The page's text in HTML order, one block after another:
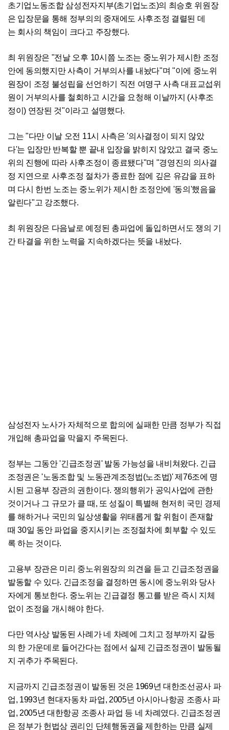
초기업노동조합 삼성전자지부(초기업노조)의 최승호 위원장
은 입장문을 통해 정부의의 중재에도 사후조정 결렬된 데
는 회사의 책임이 크다고 주장했다.
최 위원장은 "전날 오후 10시쯤 노조는 중노위가 제시한 조정
안에 동의했지만 사측이 거부의사를 내놨다"며 "이에 중노위
원장이 조정 불성립을 선언하기 직전 여명구 사측 대표교섭위
원이 거부의사를 철회하고 시간을 요청해 이날까지 (사후조
정이) 연장된 것"이라고 설명했다.
그는 "다만 이날 오전 11시 사측은 '의사결정이 되지 않았
다'는 입장만 반복할 뿐 끝내 입장을 밝히지 않았고 결국 중노
위의 진행에 따라 사후조정이 종료됐다"며 "경영진의 의사결
정 지연으로 사후조정 절차가 종료한 점에 깊은 유감을 표하
며 다시 한번 노조는 중노위가 제시한 조정안에 '동의'했음을
알린다"고 강조했다.
최 위원장은 다음날로 예정된 총파업에 돌입하면서도 쟁의 기
간 타결을 위한 노력을 지속하겠다는 뜻을 내놨다.
삼성전자 노사가 자체적으로 합의에 실패한 만큼 정부가 직접
개입해 총파업을 막을지 주목된다.
정부는 그동안 '긴급조정권' 발동 가능성을 내비쳐왔다. 긴급
조정권은 '노동조합 및 노동관계조정법(노조법)' 제76조에 명
시된 고용부 장관의 권한이다. 쟁의행위가 공익사업에 관한
것이거나 그 규모가 클 때, 또 성질이 특별해 현저히 국민 경제
를 해하거나 국민의 일상생활을 위태롭게 할 위험이 존재할
때 30일 동안 파업을 중지시키는 조정절차에 회부할 수 있도
록 하는 것이다.
고용부 장관은 미리 중노위원장의 의견을 듣고 긴급조정권을
발동할 수 있다. 긴급조정을 결정하면 동시에 중노위와 당사
자에게 통보한다. 중노위는 긴급결정 통고를 받은 즉시 지체
없이 조정을 개시해야 한다.
다만 역사상 발동된 사례가 네 차례에 그치고 정부까지 갈등
의 한 가운데로 들어간다는 점에서 실제 긴급조정권이 발동될
지 귀추가 주목된다.
지금까지 긴급조정권이 발동된 것은 1969년 대한조선공사 파
업, 1993년 현대자동차 파업, 2005년 아시아나항공 조종사 파
업, 2005년 대한항공 조종사 파업 등 네 차례였다. 긴급조정권
은 정부가 헌법상 권리인 단체행동권을 제한하는 만큼 실제